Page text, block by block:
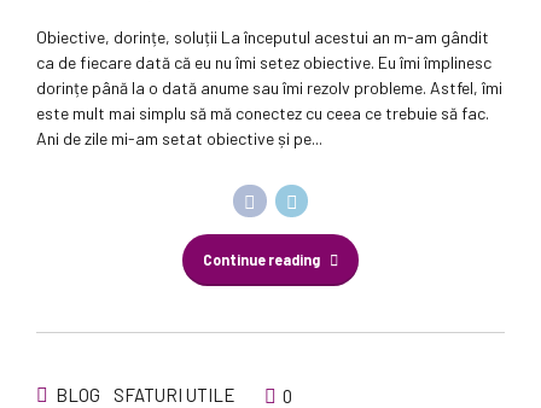
Obiective, dorințe, soluții La începutul acestui an m-am gândit
ca de fiecare dată că eu nu îmi setez obiective. Eu îmi împlinesc
dorințe până la o dată anume sau îmi rezolv probleme. Astfel, îmi
este mult mai simplu să mă conectez cu ceea ce trebuie să fac.
Ani de zile mi-am setat obiective și pe...
Continue reading
BLOG SFATURI UTILE 0